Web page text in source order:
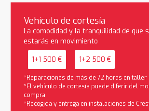
Vehículo de cortesía
La comodidad y la tranquilidad de que
estarás en movimiento
1+1 500 € 1+2 500 €
*Reparaciones de más de 72 horas en taller
*El vehículo de cortesía puede diferir del
compra
*Recogida y entrega en instalaciones de